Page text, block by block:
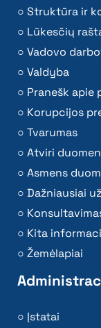
Struktūra ir
Lūkesčių
Vadovo
Valdyba
Pranešk apie
Korupcijos
Tvarumas
Atviri
Asmens
Dažniausiai
Kita
Žemėlapiai
Įstatai